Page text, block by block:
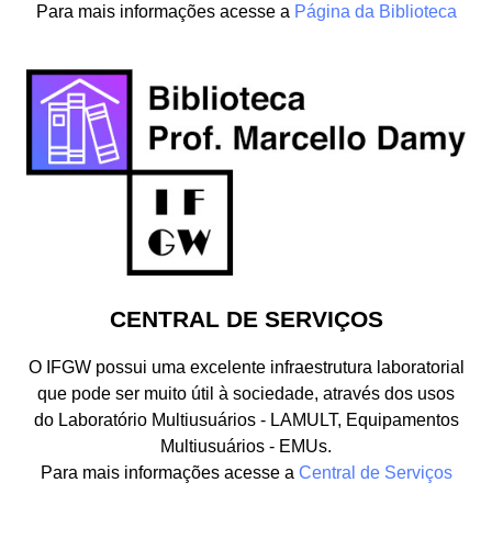
Para mais informações acesse a Página da Biblioteca
CENTRAL DE SERVIÇOS
O IFGW possui uma excelente infraestrutura laboratorial
que pode ser muito útil à sociedade, através dos usos
do Laboratório Multiusuários - LAMULT, Equipamentos
Multiusuários - EMUs.
Para mais informações acesse a Central de Serviços